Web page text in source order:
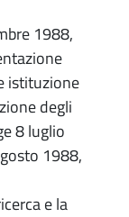
1988,
istituzione
degli
8 luglio
1988,
e la